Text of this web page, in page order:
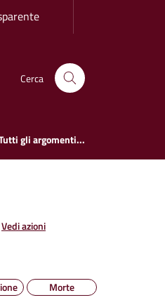
Cerca
gli argomenti...
Vedi azioni
Morte